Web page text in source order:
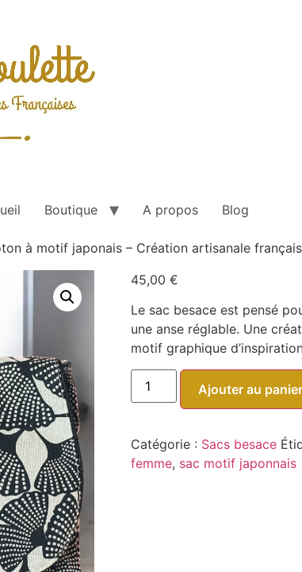
Boutique A propos Blog
à motif japonais – Création artisanale
45,00 €
Le sac besace est pensé
une anse réglable. Une
motif graphique
Ajouter au panier
Catégorie : Sacs besace
femme, sac motif japonnais